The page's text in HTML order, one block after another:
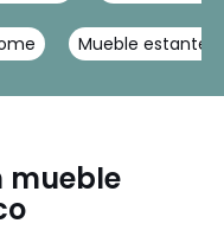
Mueble
mueble